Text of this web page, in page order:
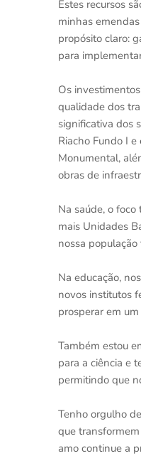
Estes recursos
minhas
propósito claro:
para
Os
qualidade dos
significativa dos
Riacho Fundo I
Monumental,
obras de
Na saúde, o
mais Unidades
nossa
Na educação,
novos institutos
prosperar em
Também estou
para a ciência e
permitindo que
Tenho orgulho
que
amo continue a